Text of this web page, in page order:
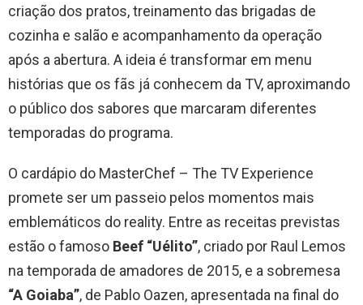
criação dos pratos, treinamento das brigadas de
cozinha e salão e acompanhamento da operação
após a abertura. A ideia é transformar em menu
histórias que os fãs já conhecem da TV, aproximando
o público dos sabores que marcaram diferentes
temporadas do programa.
O cardápio do MasterChef – The TV Experience
promete ser um passeio pelos momentos mais
emblemáticos do reality. Entre as receitas previstas
estão o famoso Beef “Uélito”, criado por Raul Lemos
na temporada de amadores de 2015, e a sobremesa
“A Goiaba”, de Pablo Oazen, apresentada na final do